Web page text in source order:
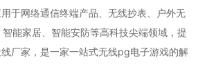
于网络通信终端产品、无线抄表、户外无
能家居、智能安防等高科技尖端领域，提
厂家，是一家一站式无线pg电子游戏的解